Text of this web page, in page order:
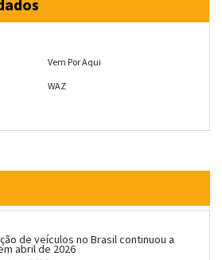
Vem Por Aqui
WAZ
de veículos no Brasil continuou a
abril de 2026